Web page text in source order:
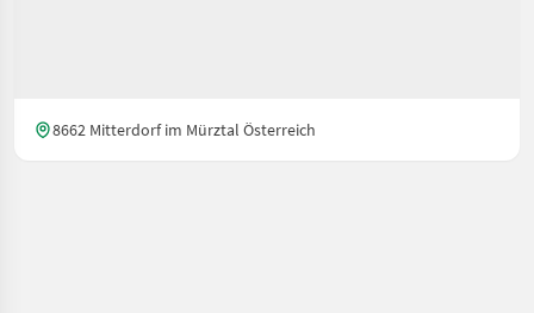
8662 Mitterdorf im Mürztal Österreich